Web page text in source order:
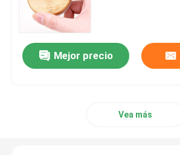
Mejor precio
Vea más